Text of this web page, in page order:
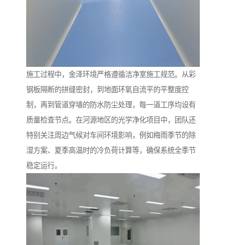
施工过程中，金泽环境严格遵循洁净室施工规范。从彩
钢板隔断的拼缝密封，到地面环氧自流平的平整度控
制，再到管道穿墙的防水防尘处理，每一道工序均设有
质量检查节点。在河源地区的光学净化项目中，团队还
特别关注周边气候对车间环境影响，例如梅雨季节的除
湿方案、夏季高温时的冷负荷计算等，确保系统全季节
稳定运行。